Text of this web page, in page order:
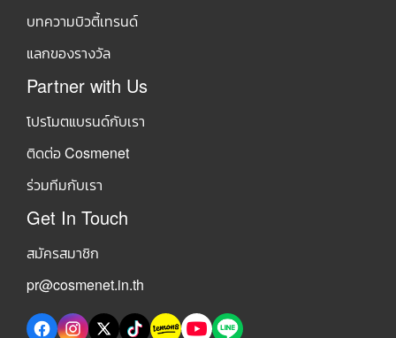
บทความบิวตี้เทรนด์
แลกของรางวัล
Partner with Us
โปรโมตแบรนด์กับเรา
ติดต่อ Cosmenet
ร่วมทีมกับเรา
Get In Touch
สมัครสมาชิก
pr@cosmenet.in.th